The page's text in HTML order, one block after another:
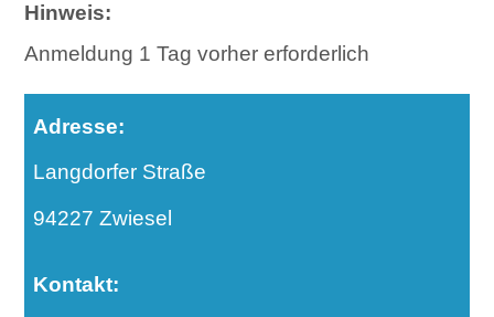
Hinweis:
Anmeldung 1 Tag vorher erforderlich
Adresse:
Langdorfer Straße
94227 Zwiesel
Kontakt: